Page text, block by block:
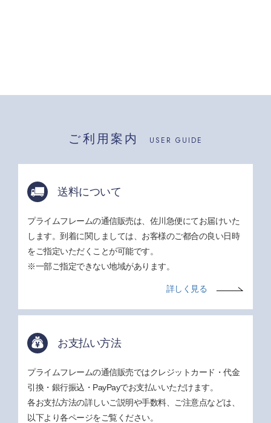
ご利用案内 USER GUIDE
送料について
プライムフレームの通信販売は、佐川急便にてお届けいた
します。到着に関しましては、お客様のご都合の良い日時
をご指定いただくことが可能です。
※一部ご指定できない地域があります。
詳しく見る
お支払い方法
プライムフレームの通信販売ではクレジットカード・代金
引換・銀行振込・PayPayでお支払いいただけます。
各お支払方法の詳しいご説明や手数料、ご注意点などは、
以下より各ページをご覧ください。